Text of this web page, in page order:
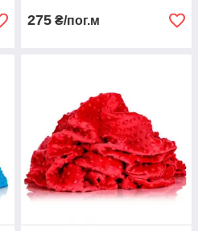
275 ₴/пог.м